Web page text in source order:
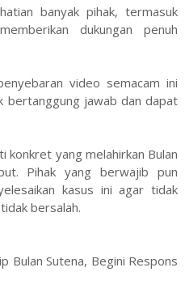
banyak pihak, termasuk
dukungan penuh
video semacam ini
bertanggung jawab dan dapat
konkret yang melahirkan Bulan
Pihak yang berwajib pun
kasus ini agar tidak
bersalah.
Bulan Sutena, Begini Respons